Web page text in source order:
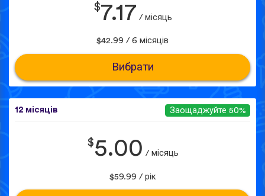
$7.17 / місяць
$42.99 / 6 місяців
Вибрати
12 місяців Заощаджуйте 50%
$5.00 / місяць
$59.99 / рік